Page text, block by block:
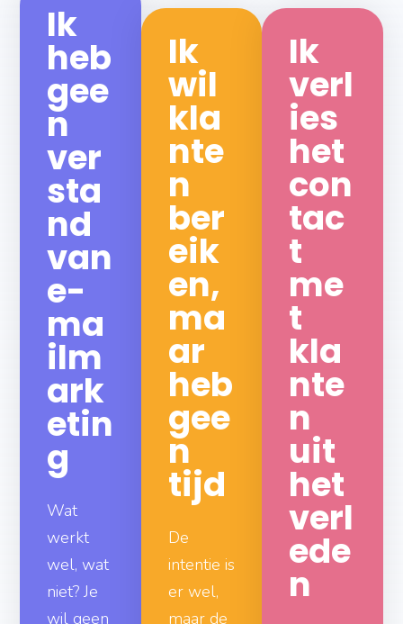
Ik
heb
gee
n
ver
sta
nd
van
e-
ma
ilm
ark
etin
g
Wat
werkt
wel, wat
niet? Je
wil geen
Ik
wil
kla
nte
n
ber
eik
en,
ma
ar
heb
gee
n
tijd
De
intentie is
er wel,
maar de
Ik
verl
ies
het
con
tac
t
me
t
kla
nte
n
uit
het
verl
ede
n